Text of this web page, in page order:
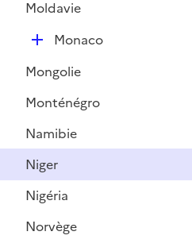
Moldavie
D
p
l
e
r
Monaco
Mongolie
Monténégro
Namibie
Niger
Nigéria
Norvège